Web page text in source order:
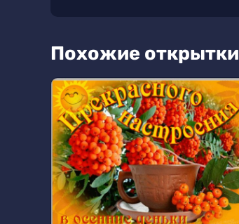
Похожие открытки